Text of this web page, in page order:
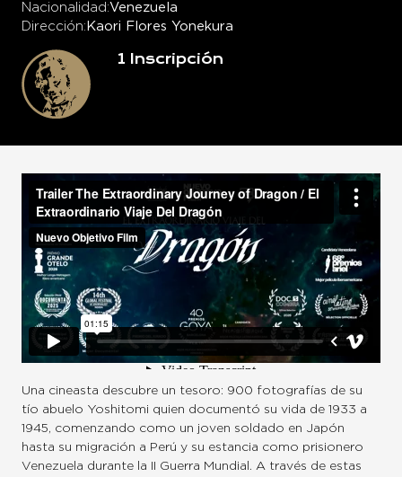
Nacionalidad Venezuela
Dirección Kaori Flores Yonekura
1 Inscripción
Una cineasta descubre un tesoro: 900 fotografías de su
tío abuelo Yoshitomi quien documentó su vida de 1933 a
1945, comenzando como un joven soldado en Japón
hasta su migración a Perú y su estancia como prisionero
Venezuela durante la II Guerra Mundial. A través de estas